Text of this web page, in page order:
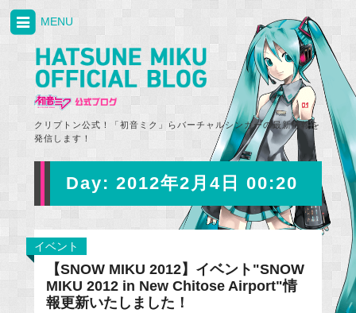
クリプトン公式！「初音ミク」らバーチャルシンガーの最新情報を
発信します！
MENU
Day: 2012年2月4日 00:20
イベント
【SNOW MIKU 2012】イベント"SNOW
MIKU 2012 in New Chitose Airport"情
報更新いたしました！